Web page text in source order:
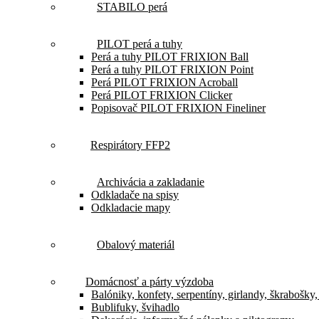
STABILO perá
PILOT perá a tuhy
Perá a tuhy PILOT FRIXION Ball
Perá a tuhy PILOT FRIXION Point
Perá PILOT FRIXION Acroball
Perá PILOT FRIXION Clicker
Popisovač PILOT FRIXION Fineliner
Respirátory FFP2
Archivácia a zakladanie
Odkladače na spisy
Odkladacie mapy
Obalový materiál
Domácnosť a párty výzdoba
Balóniky, konfety, serpentíny, girlandy,
Bublifuky, švihadlo